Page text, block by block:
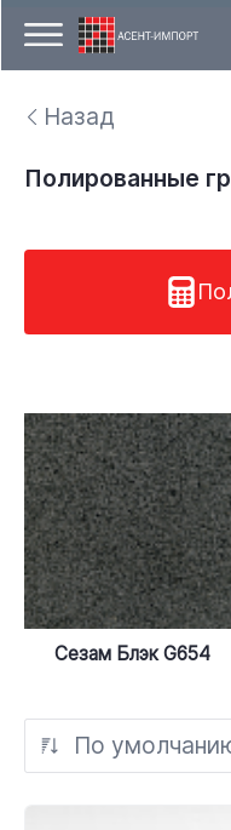
Назад
Полированные
Сезам Блэк G654
По